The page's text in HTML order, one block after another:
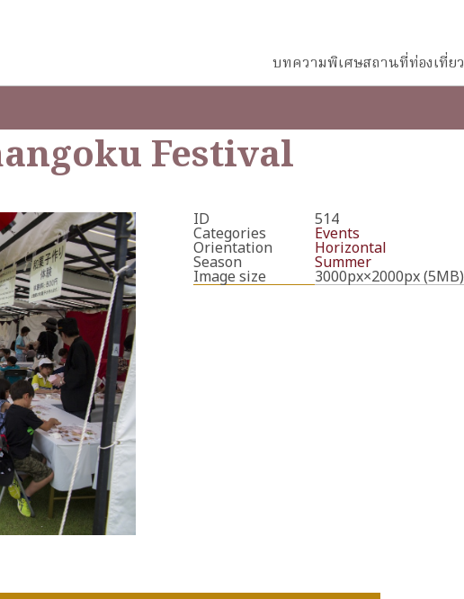
บทความพิเศษสถานที่ท่องเที่ยว
Festival
ID 514
Categories Events
Orientation Horizontal
Season Summer
Image size 3000px×2000px (5MB)